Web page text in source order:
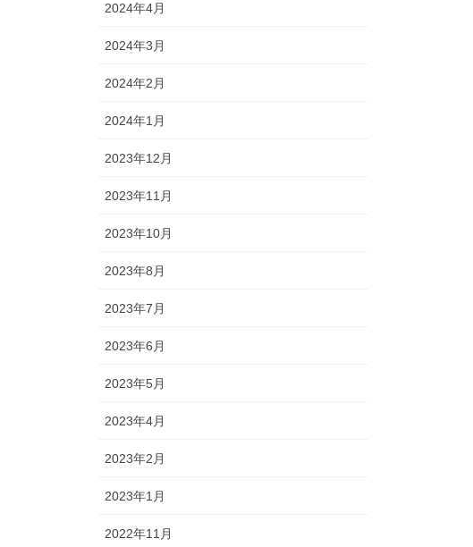
2024年4月
2024年3月
2024年2月
2024年1月
2023年12月
2023年11月
2023年10月
2023年8月
2023年7月
2023年6月
2023年5月
2023年4月
2023年2月
2023年1月
2022年11月